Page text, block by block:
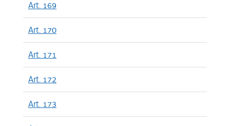
Art. 169
Art. 170
Art. 171
Art. 172
Art. 173